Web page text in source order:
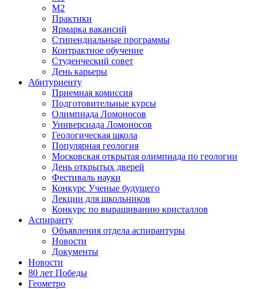
М2
Практики
Ярмарка вакансий
Стипендиальные программы
Контрактное обучение
Студенческий совет
День карьеры
Абитуриенту
Приемная комиссия
Подготовительные курсы
Олимпиада Ломоносов
Универсиада Ломоносов
Геологическая школа
Популярная геология
Московская открытая олимпиада по геологии
День открытых дверей
Фестиваль науки
Конкурс Ученые будущего
Лекции для школьников
Конкурс по выращиванию кристаллов
Аспиранту
Объявления отдела аспирантуры
Новости
Документы
Новости
80 лет Победы
Геометро